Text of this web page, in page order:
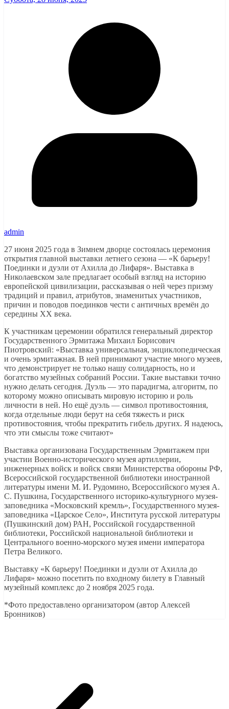
admin
27 июня 2025 года в Зимнем дворце состоялась церемония
открытия главной выставки летнего сезона — «К барьеру!
Поединки и дуэли от Ахилла до Лифаря». Выставка в
Николаевском зале предлагает особый взгляд на историю
европейской цивилизации, рассказывая о ней через призму
традиций и правил, атрибутов, знаменитых участников,
причин и поводов поединков чести с античных времён до
середины XX века.
К участникам церемонии обратился генеральный директор
Государственного Эрмитажа Михаил Борисович
Пиотровский: «Выставка универсальная, энциклопедическая
и очень эрмитажная. В ней принимают участие много музеев,
что демонстрирует не только нашу солидарность, но и
богатство музейных собраний России. Такие выставки точно
нужно делать сегодня. Дуэль — это парадигма, алгоритм, по
которому можно описывать мировую историю и роль
личности в ней. Но ещё дуэль — символ противостояния,
когда отдельные люди берут на себя тяжесть и риск
противостояния, чтобы прекратить гибель других. Я надеюсь,
что эти смыслы тоже считают»
Выставка организована Государственным Эрмитажем при
участии Военно-исторического музея артиллерии,
инженерных войск и войск связи Министерства обороны РФ,
Всероссийской государственной библиотеки иностранной
литературы имени М. И. Рудомино, Всероссийского музея А.
С. Пушкина, Государственного историко-культурного музея-
заповедника «Московский кремль», Государственного музея-
заповедника «Царское Село», Института русской литературы
(Пушкинский дом) РАН, Российской государственной
библиотеки, Российской национальной библиотеки и
Центрального военно-морского музея имени императора
Петра Великого.
Выставку «К барьеру! Поединки и дуэли от Ахилла до
Лифаря» можно посетить по входному билету в Главный
музейный комплекс до 2 ноября 2025 года.
*Фото предоставлено организатором (автор Алексей
Бронников)